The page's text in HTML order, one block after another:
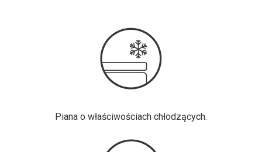
Piana o właściwościach chłodzących.